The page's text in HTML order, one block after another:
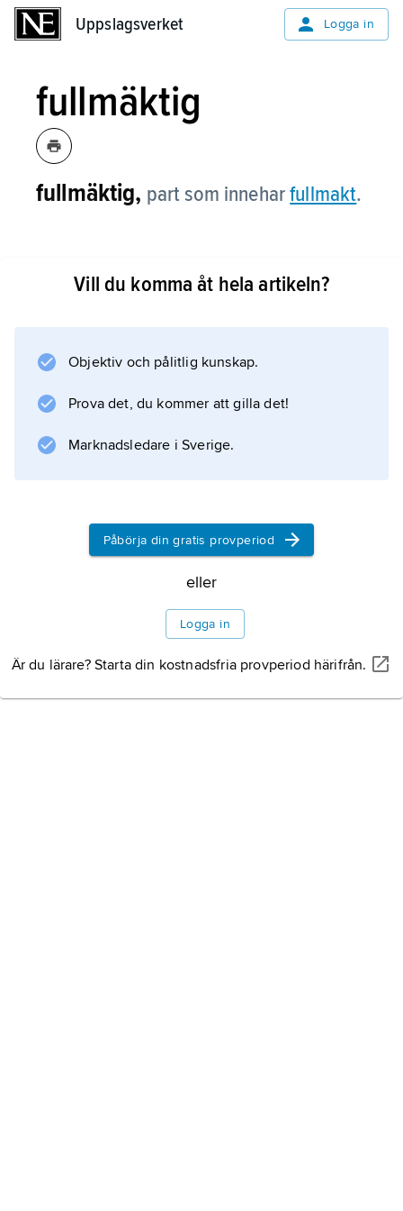
Uppslagsverket Logga in
fullmäktig
fullmäktig, part som inneharfullmakt.
Vill du komma åt hela artikeln?
Objektiv och pålitlig kunskap.
Prova det, du kommer att gilla det!
Marknadsledare i Sverige.
Påbörja din gratis provperiod
eller
Logga in
Är du lärare? Starta din kostnadsfria provperiod härifrån.